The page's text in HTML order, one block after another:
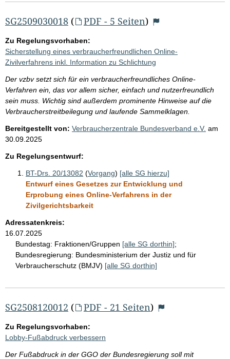
SG2509030018 ( PDF - 5 Seiten)
Zu Regelungsvorhaben:
Sicherstellung eines verbraucherfreundlichen Online-
Zivilverfahrens inkl. Information zu Schlichtung
Der vzbv setzt sich für ein verbraucherfreundliches Online-
Verfahren ein, das vor allem sicher, einfach und nutzerfreundlich
sein muss. Wichtig sind außerdem prominente Hinweise auf die
Verbraucherstreitbeilegung und laufende Sammelklagen.
Bereitgestellt von: Verbraucherzentrale Bundesverband e.V. am
30.09.2025
Zu Regelungsentwurf:
BT-Drs. 20/13082 (Vorgang) [alle SG hierzu]
Entwurf eines Gesetzes zur Entwicklung und
Erprobung eines Online-Verfahrens in der
Zivilgerichtsbarkeit
Adressatenkreis:
16.07.2025
Bundestag: Fraktionen/Gruppen [alle SG dorthin];
Bundesregierung: Bundesministerium der Justiz und für
Verbraucherschutz (BMJV) [alle SG dorthin]
SG2508120012 ( PDF - 21 Seiten)
Zu Regelungsvorhaben:
Lobby-Fußabdruck verbessern
Der Fußabdruck in der GGO der Bundesregierung soll mit